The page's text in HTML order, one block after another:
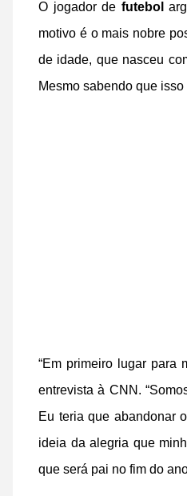
O jogador de futebol
motivo é o mais nobre
de idade, que nasceu
Mesmo sabendo que
“Em primeiro lugar para
entrevista à CNN.
Eu teria que abandonar
ideia da alegria que
que será pai no fim do